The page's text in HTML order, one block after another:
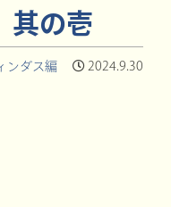
の壱
ンダス編 2024.9.30